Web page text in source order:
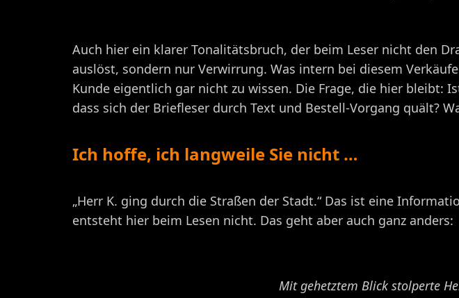
Auch hier ein klarer Tonalitätsbruch, der beim Leser nicht den
auslöst, sondern nur Verwirrung. Was intern bei diesem
Kunde eigentlich gar nicht zu wissen. Die Frage, die hier bleibt:
dass sich der Briefleser durch Text und Bestell-Vorgang quält?
Ich hoffe, ich langweile Sie nicht …
„Herr K. ging durch die Straßen der Stadt.“ Das ist eine
entsteht hier beim Lesen nicht. Das geht aber auch ganz anders:
Mit gehetztem Blick stolperte